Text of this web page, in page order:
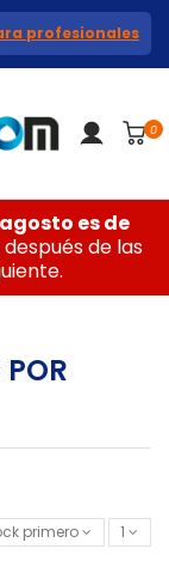
profesionales
0
es de
de las
primero 1